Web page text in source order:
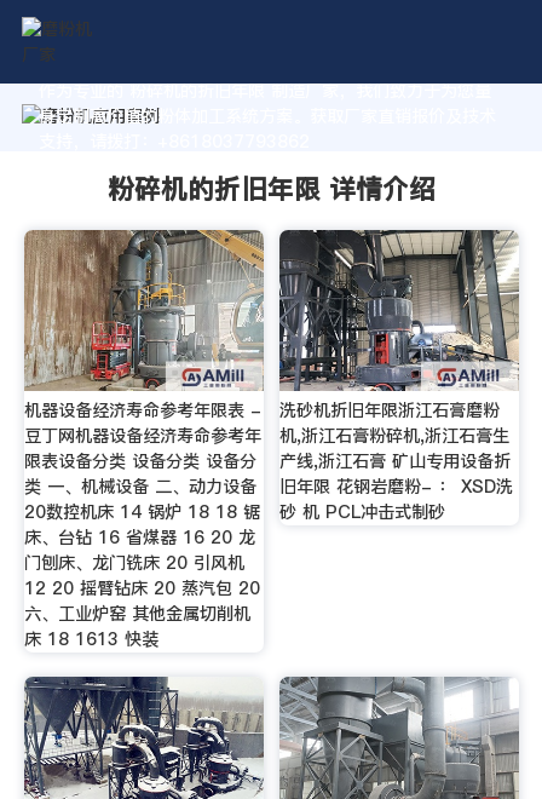
作为专业的 粉碎机的折旧年限 制造厂家，我们致力于为您量
身定制高价值的粉体加工系统方案。获取厂家直销报价及技术
粉碎机的折旧年限 详情介绍
机器设备经济寿命参考年限表 -
豆丁网机器设备经济寿命参考年
限表设备分类 设备分类 设备分
类 一、机械设备 二、动力设备
20数控机床 14 锅炉 18 18 锯
床、台钻 16 省煤器 16 20 龙
门刨床、龙门铣床 20 引风机
12 20 摇臂钻床 20 蒸汽包 20
六、工业炉窑 其他金属切削机
床 18 1613 快装
洗砂机折旧年限浙江石膏磨粉
机,浙江石膏粉碎机,浙江石膏生
产线,浙江石膏 矿山专用设备折
旧年限 花钢岩磨粉- ： XSD洗
砂 机 PCL冲击式制砂